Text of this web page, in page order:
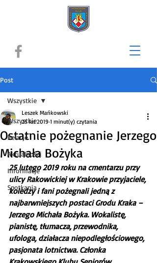
Post
Wszystkie
Relacje
Aktualności
Informacje
Spotkania
Wszystkie
Ostatnie pożegnanie Jerzego
Michała Bożyka
Leszek Mańkowski
25 lut 2019 1 minut(y) czytania
25 lutego 2019 roku na cmentarzu przy
ulicy Rakowickiej w Krakowie przyjaciele,
koledzy i fani pożegnali jedną z
najbarwniejszych postaci Grodu Kraka –
Jerzego Michała Bożyka. Wokalistę,
pianistę, tłumacza, przewodnika,
ufologa, działacza niepodległościowego,
pasjonata lotnictwa. Członka